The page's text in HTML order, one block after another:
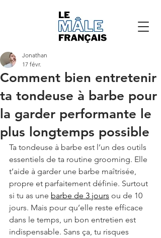
Comment bien entretenir
ta tondeuse à barbe pour
la garder performante le
plus longtemps possible
Jonathan
17 févr.
Ta tondeuse à barbe est l’un des outils
essentiels de ta routine grooming. Elle
t’aide à garder une barbe maîtrisée,
propre et parfaitement définie. Surtout
si tu as une barbe de 3 jours ou de 10
jours. Mais pour qu’elle reste efficace
dans le temps, un bon entretien est
indispensable. Sans ça, tu risques